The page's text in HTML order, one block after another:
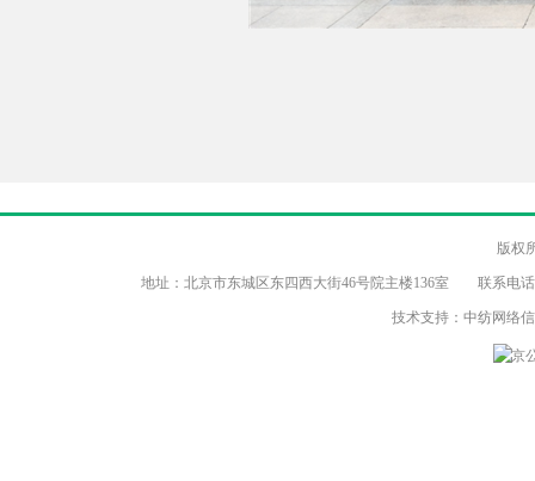
版权
地址：北京市东城区东四西大街46号院主楼136室 联系电
技术支持：中纺网络
京